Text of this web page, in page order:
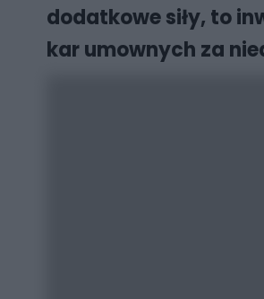
dodatkowe siły, to
kar umownych za